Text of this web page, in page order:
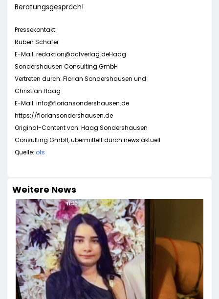
Beratungsgespräch!
Pressekontakt:
Ruben Schäfer
E-Mail: redaktion@dcfverlag.deHaag
Sondershausen Consulting GmbH
Vertreten durch: Florian Sondershausen und
Christian Haag
E-Mail: info@floriansondershausen.de
https://floriansondershausen.de
Original-Content von: Haag Sondershausen
Consulting GmbH, übermittelt durch news aktuell
Quelle: ots
Weitere News